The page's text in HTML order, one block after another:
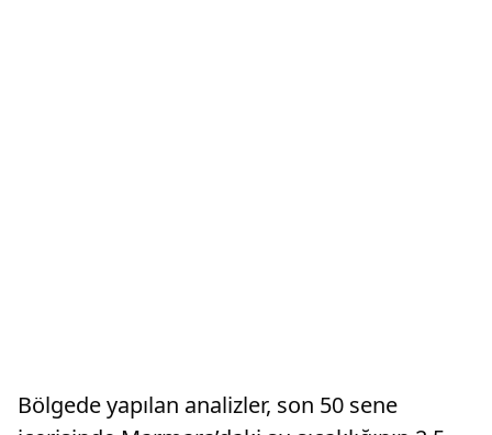
Bölgede yapılan analizler, son 50 sene